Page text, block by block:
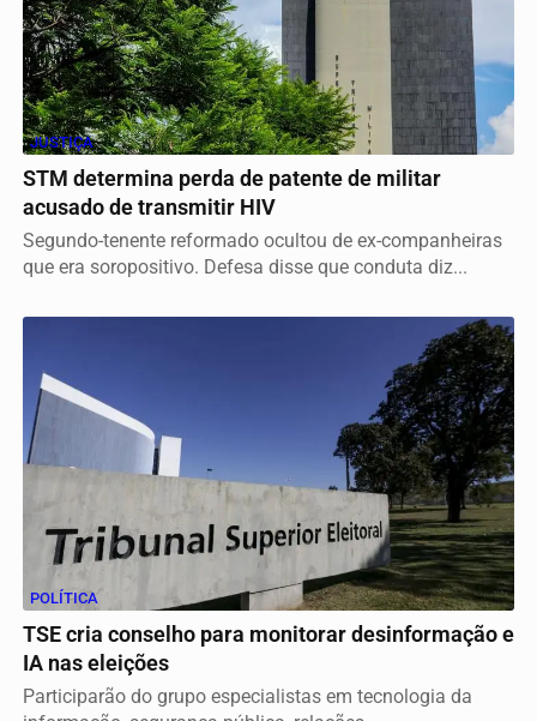
JUSTIÇA
STM determina perda de patente de militar
acusado de transmitir HIV
Segundo-tenente reformado ocultou de ex-companheiras
que era soropositivo. Defesa disse que conduta diz...
POLÍTICA
TSE cria conselho para monitorar desinformação e
IA nas eleições
Participarão do grupo especialistas em tecnologia da